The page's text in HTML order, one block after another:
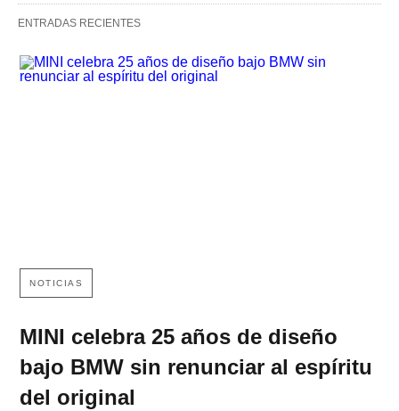
ENTRADAS RECIENTES
NOTICIAS
MINI celebra 25 años de diseño
bajo BMW sin renunciar al espíritu
del original